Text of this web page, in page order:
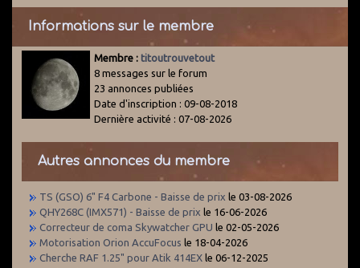
Informations sur le membre
Membre : titoutrouvetout
8 messages sur le forum
23 annonces publiées
Date d'inscription : 09-08-2018
Dernière activité : 07-08-2026
Autres annonces du membre
TS (GSO) 6" F4 Carbone - Baisse de prix le 03-08-2026
QHY268C (IMX571) - Baisse de prix le 16-06-2026
Correcteur de coma Skywatcher GPU le 02-05-2026
Motorisation Orion AccuFocus le 18-04-2026
Cherche RAF 1.25" pour Atik 414EX le 06-12-2025